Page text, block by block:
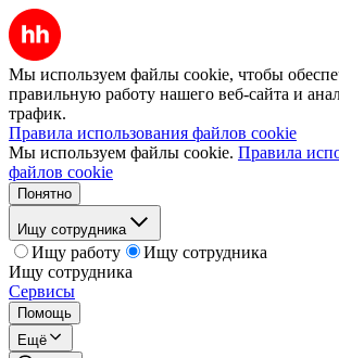
Мы используем файлы cookie, чтобы
правильную работу нашего веб-сайта и
трафик.
Правила использования файлов cookie
Мы используем файлы cookie. Правила
файлов cookie
Понятно
Ищу сотрудника
Ищу работу
Ищу сотрудника
Ищу сотрудника
Сервисы
Помощь
Ещё